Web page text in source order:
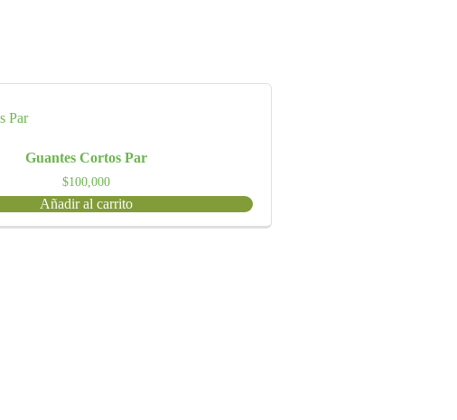
Guantes Cortos Par
$100,000
Añadir al carrito